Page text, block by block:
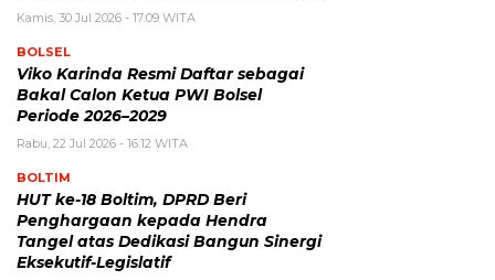
Kamis, 30 Jul 2026 - 17:09 WITA
BOLSEL
Viko Karinda Resmi Daftar sebagai
Bakal Calon Ketua PWI Bolsel
Periode 2026–2029
Rabu, 22 Jul 2026 - 16:12 WITA
BOLTIM
HUT ke-18 Boltim, DPRD Beri
Penghargaan kepada Hendra
Tangel atas Dedikasi Bangun Sinergi
Eksekutif-Legislatif